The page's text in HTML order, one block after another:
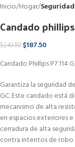
Inicio Hogar Seguridad
Candado
$243.50 $187.50
Candado Phillips P7 114
Garantiza la seguridad
GC. Este candado está
mecanismo de alta
en espacios exteriores
cerradura de alta
contra intentos de robo